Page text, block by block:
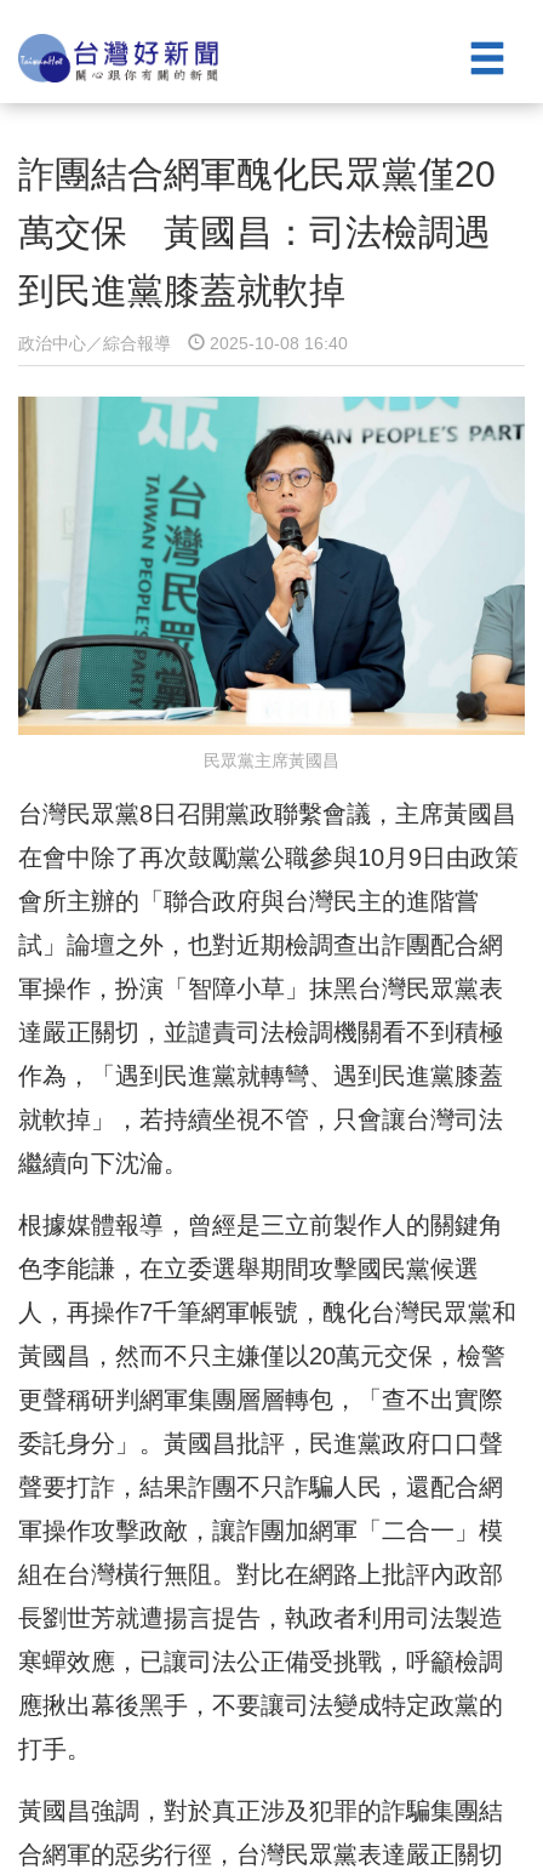
詐團結合網軍醜化民眾黨僅20
萬交保 黃國昌：司法檢調遇
到民進黨膝蓋就軟掉
政治中心／綜合報導 2025-10-08 16:40
民眾黨主席黃國昌
台灣民眾黨8日召開黨政聯繫會議，主席黃國昌
在會中除了再次鼓勵黨公職參與10月9日由政策
會所主辦的「聯合政府與台灣民主的進階嘗
試」論壇之外，也對近期檢調查出詐團配合網
軍操作，扮演「智障小草」抹黑台灣民眾黨表
達嚴正關切，並譴責司法檢調機關看不到積極
作為，「遇到民進黨就轉彎、遇到民進黨膝蓋
就軟掉」，若持續坐視不管，只會讓台灣司法
繼續向下沈淪。
根據媒體報導，曾經是三立前製作人的關鍵角
色李能謙，在立委選舉期間攻擊國民黨候選
人，再操作7千筆網軍帳號，醜化台灣民眾黨和
黃國昌，然而不只主嫌僅以20萬元交保，檢警
更聲稱研判網軍集團層層轉包，「查不出實際
委託身分」。黃國昌批評，民進黨政府口口聲
聲要打詐，結果詐團不只詐騙人民，還配合網
軍操作攻擊政敵，讓詐團加網軍「二合一」模
組在台灣橫行無阻。對比在網路上批評內政部
長劉世芳就遭揚言提告，執政者利用司法製造
寒蟬效應，已讓司法公正備受挑戰，呼籲檢調
應揪出幕後黑手，不要讓司法變成特定政黨的
打手。
黃國昌強調，對於真正涉及犯罪的詐騙集團結
合網軍的惡劣行徑，台灣民眾黨表達嚴正關切